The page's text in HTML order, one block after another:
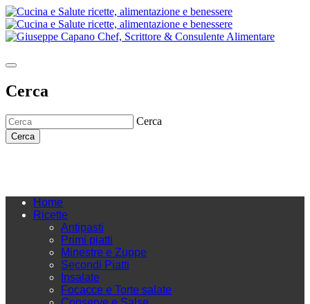
Cerca
Cerca
Cerca
Home
Ricette
Antipasti
Primi piatti
Minestre e Zuppe
Secondi Piatti
Insalate
Focacce e Torte salate